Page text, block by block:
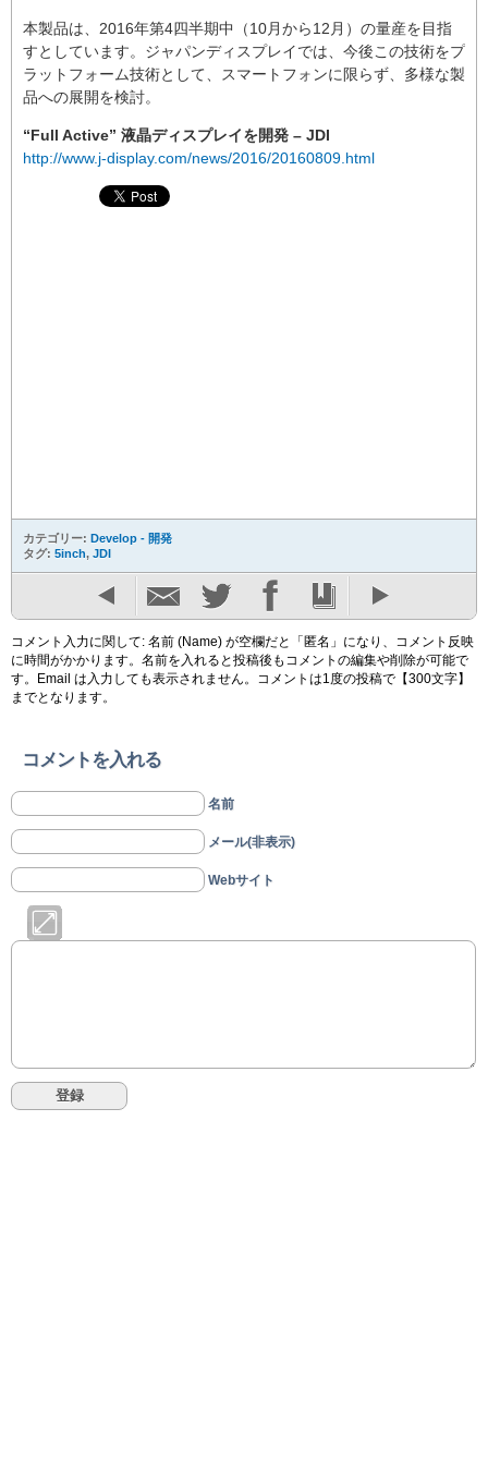
本製品は、2016年第4四半期中（10月から12月）の量産を目指
すとしています。ジャパンディスプレイでは、今後この技術をプ
ラットフォーム技術として、スマートフォンに限らず、多様な製
品への展開を検討。
“Full Active” 液晶ディスプレイを開発 – JDI
http://www.j-display.com/news/2016/20160809.html
カテゴリー: Develop - 開発
タグ: 5inch, JDI
コメント入力に関して: 名前 (Name) が空欄だと「匿名」になり、コメント反映
に時間がかかります。名前を入れると投稿後もコメントの編集や削除が可能で
す。Email は入力しても表示されません。コメントは1度の投稿で【300文字】
までとなります。
コメントを入れる
名前
メール(非表示)
Webサイト